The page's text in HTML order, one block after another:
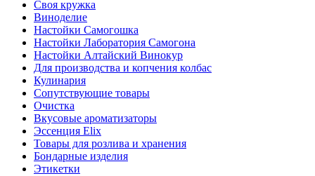
Своя кружка
Виноделие
Настойки Самогошка
Настойки Лаборатория Самогона
Настойки Алтайский Винокур
Для производства и копчения колбас
Кулинария
Сопутствующие товары
Очистка
Вкусовые ароматизаторы
Эссенция Elix
Товары для розлива и хранения
Бондарные изделия
Этикетки